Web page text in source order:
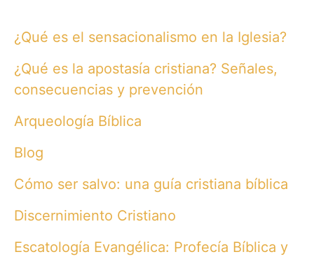
¿Qué es el sensacionalismo en la Iglesia?
¿Qué es la apostasía cristiana? Señales,
consecuencias y prevención
Arqueología Bíblica
Blog
Cómo ser salvo: una guía cristiana bíblica
Discernimiento Cristiano
Escatología Evangélica: Profecía Bíblica y